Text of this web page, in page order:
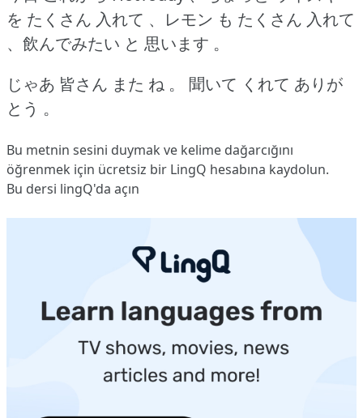
を たくさん 入れて 、レモン も たくさん 入れて
、飲んでみたい と 思います 。
じゃあ 皆さん また ね 。
聞いて くれて ありが
とう 。
Bu metnin sesini duymak ve kelime dağarcığını
öğrenmek için ücretsiz bir LingQ hesabına kaydolun.
Bu dersi lingQ'da açın